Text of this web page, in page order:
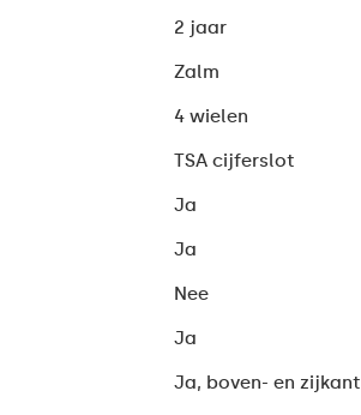
2 jaar
Zalm
4 wielen
TSA cijferslot
Ja
Ja
Nee
Ja
Ja, boven- en zijkant